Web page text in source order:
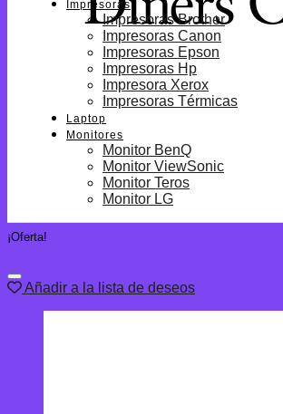
Impresoras
Impresoras Brother
Impresoras Canon
Impresoras Epson
Impresoras Hp
Impresora Xerox
Impresoras Térmicas
Laptop
Monitores
Monitor BenQ
Monitor ViewSonic
Monitor Teros
Monitor LG
¡Oferta!
Añadir a la lista de deseos